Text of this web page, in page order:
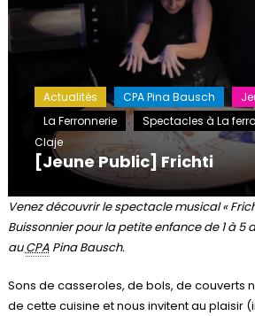
Actualités CPA Pina Bausch
La Ferronnerie
Spectacles à La
Claje
[Jeune Public] Frichti
Venez découvrir le spectacle musical «
Buissonnier pour la petite enfance de 1 à 5
auCPAPina Bausch.
Sons de casseroles, de bols, de couverts
de cette cuisine et nous invitent au plaisir